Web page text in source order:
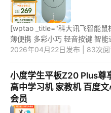
[wptao _title="科大讯飞智能
薄便携 多彩小巧 轻音按键 智
price="299" url="https://
2026年04月22日发布 | 83次
小度学生平板Z20 Plus尊
高中学习机 家教机 百度
会员